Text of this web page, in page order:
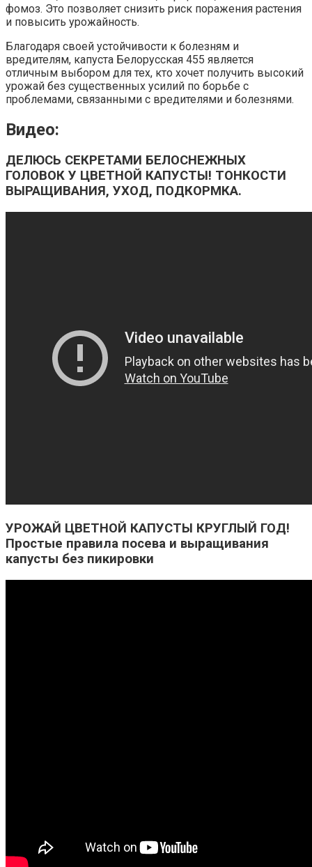
фомоз. Это позволяет снизить риск поражения растения
и повысить урожайность.
Благодаря своей устойчивости к болезням и
вредителям, капуста Белорусская 455 является
отличным выбором для тех, кто хочет получить высокий
урожай без существенных усилий по борьбе с
проблемами, связанными с вредителями и болезнями.
Видео:
ДЕЛЮСЬ СЕКРЕТАМИ БЕЛОСНЕЖНЫХ
ГОЛОВОК У ЦВЕТНОЙ КАПУСТЫ! ТОНКОСТИ
ВЫРАЩИВАНИЯ, УХОД, ПОДКОРМКА.
УРОЖАЙ ЦВЕТНОЙ КАПУСТЫ КРУГЛЫЙ ГОД!
Простые правила посева и выращивания
капусты без пикировки